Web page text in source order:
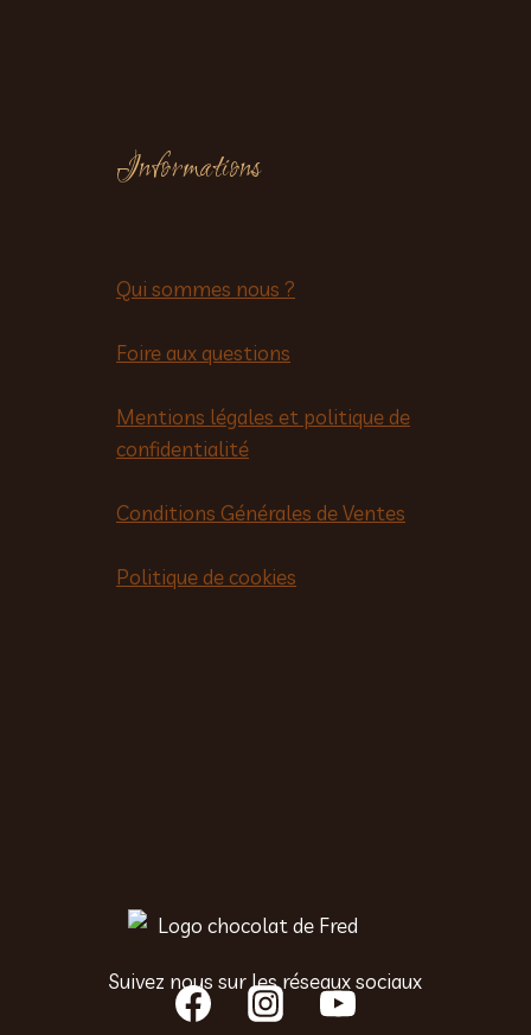
Informations
Qui sommes nous ?
Foire aux questions
Mentions légales et politique de
confidentialité
Conditions Générales de Ventes
Politique de cookies
Suivez nous sur les réseaux sociaux